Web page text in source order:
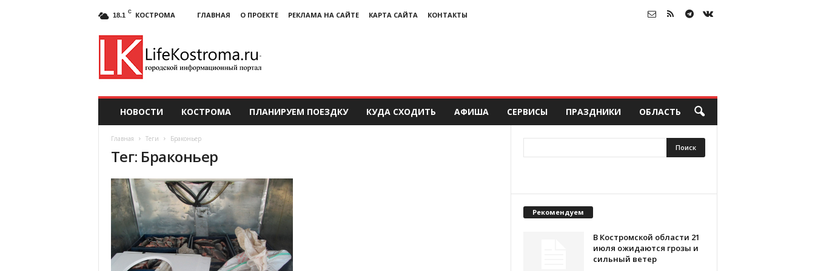
18.1 C КОСТРОМА ГЛАВНАЯ О ПРОЕКТЕ РЕКЛАМА НА САЙТЕ КАРТА САЙТА КОНТАКТЫ
НОВОСТИ КОСТРОМА ПЛАНИРУЕМ ПОЕЗДКУ КУДА СХОДИТЬ АФИША СЕРВИСЫ ПРАЗДНИКИ ОБЛАСТЬ
Главная Теги Браконьер
Тег: Браконьер
Рекомендуем
В Костромской области 21
июля ожидаются грозы и
сильный ветер